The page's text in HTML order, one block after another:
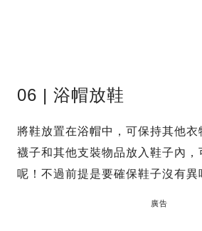
06 | 浴帽放鞋
將鞋放置在浴帽中，可保持其他
襪子和其他支裝物品放入鞋子內，
呢！不過前提是要確保鞋子沒有異
廣告